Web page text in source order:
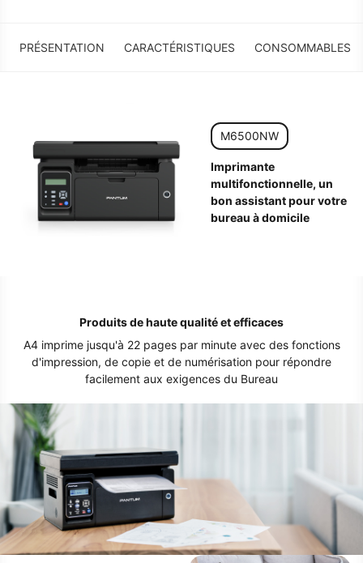
PRÉSENTATION CARACTÉRISTIQUES CONSOMMABLES
M6500NW
Imprimante
multifonctionnelle, un
bon assistant pour votre
bureau à domicile
Produits de haute qualité et efficaces
A4 imprime jusqu'à 22 pages par minute avec des fonctions
d'impression, de copie et de numérisation pour répondre
facilement aux exigences du Bureau